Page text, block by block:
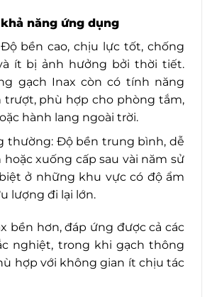
năng ứng dụng
Độ bền cao, chịu lực tốt, chống
ít bị ảnh hưởng bởi thời tiết.
gạch Inax còn có tính năng
trượt, phù hợp cho phòng tắm,
hành lang ngoài trời.
thường: Độ bền trung bình, dễ
hoặc xuống cấp sau vài năm sử
ở những khu vực có độ ẩm
lượng đi lại lớn.
bền hơn, đáp ứng được cả các
nghiệt, trong khi gạch thông
hợp với không gian ít chịu tác